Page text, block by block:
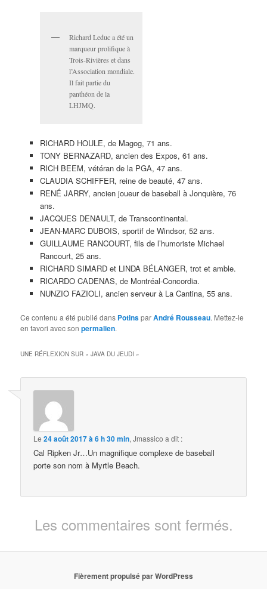
Richard Leduc a été un
marqueur prolifique à
Trois-Rivières et dans
l’Association mondiale.
Il fait partie du
panthéon de la
LHJMQ.
RICHARD HOULE, de Magog, 71 ans.
TONY BERNAZARD, ancien des Expos, 61 ans.
RICH BEEM, vétéran de la PGA, 47 ans.
CLAUDIA SCHIFFER, reine de beauté, 47 ans.
RENÉ JARRY, ancien joueur de baseball à Jonquière, 76
ans.
JACQUES DENAULT, de Transcontinental.
JEAN-MARC DUBOIS, sportif de Windsor, 52 ans.
GUILLAUME RANCOURT, fils de l’humoriste Michael
Rancourt, 25 ans.
RICHARD SIMARD et LINDA BÉLANGER, trot et amble.
RICARDO CADENAS, de Montréal-Concordia.
NUNZIO FAZIOLI, ancien serveur à La Cantina, 55 ans.
Ce contenu a été publié dans PotinsparAndré Rousseau. Mettez-le
en favori avec sonpermalien.
UNE RÉFLEXION SUR «JAVA DU JEUDI »
Le24 août 2017 à 6 h 30 min,Jmassico a dit :
Cal Ripken Jr…Un magnifique complexe de baseball
porte son nom à Myrtle Beach.
Les commentaires sont fermés.
Fièrement propulsé par WordPress